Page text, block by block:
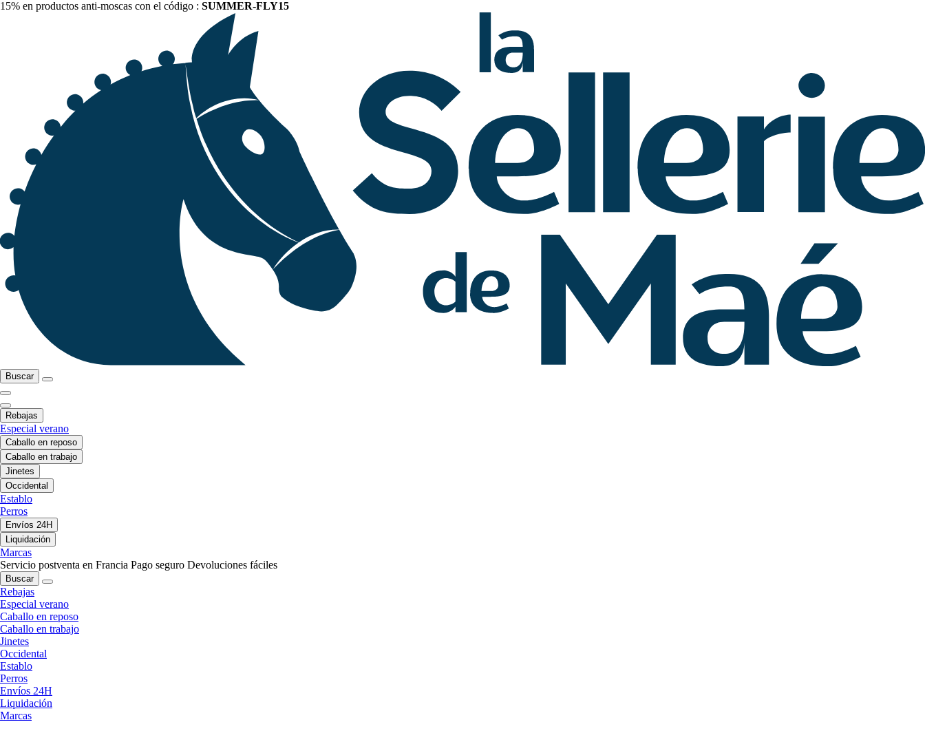
15% en productos anti-moscas con el código : SUMMER-FLY15
Buscar
Rebajas
Especial verano
Caballo en reposo
Caballo en trabajo
Jinetes
Occidental
Establo
Perros
Envíos 24H
Liquidación
Marcas
Servicio postventa en Francia Pago seguro Devoluciones fáciles
Buscar
Rebajas
Especial verano
Caballo en reposo
Caballo en trabajo
Jinetes
Occidental
Establo
Perros
Envíos 24H
Liquidación
Marcas